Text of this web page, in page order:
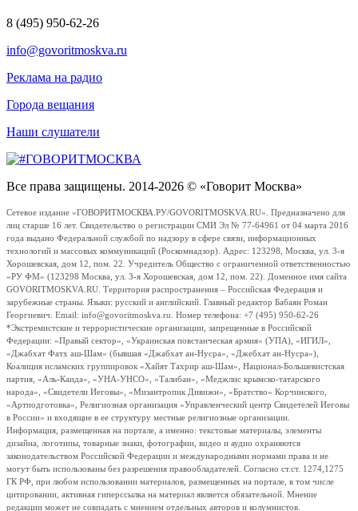
8 (495) 950-62-26
info@govoritmoskva.ru
Реклама на радио
Города вещания
Наши слушатели
Все права защищены. 2014-2026 © «Говорит Москва»
Сетевое издание «ГОВОРИТМОСКВА.РУ/GOVORITMOSKVA.RU». Предназначено для
лиц старше 16 лет. Свидетельство о регистрации СМИ Эл № 77-64961 от 04 марта 2016
года выдано Федеральной службой по надзору в сфере связи, информационных
технологий и массовых коммуникаций (Роскомнадзор). Адрес: 123298, Москва, ул. 3-я
Хорошевская, дом 12, пом. 22. Учредитель Общество с ограниченной ответственностью
«РУ ФМ» (123298 Москва, ул. 3-я Хорошевская, дом 12, пом. 22). Доменное имя сайта
GOVORITMOSKVA.RU. Территория распространения – Российская Федерация и
зарубежные страны. Языки: русский и английский. Главный редактор Бабаян Роман
Георгиевич. Email: info@govoritmoskva.ru. Номер телефона: +7 (495) 950-62-26
*Экстремистские и террористические организации, запрещенные в Российской
Федерации: «Правый сектор», «Украинская повстанческая армия» (УПА), «ИГИЛ»,
«Джабхат Фатх аш-Шам» (бывшая «Джабхат ан-Нусра», «Джебхат ан-Нусра»),
Коалиция исламских группировок «Хайят Тахрир аш-Шам», Национал-Большевистская
партия, «Аль-Каида», «УНА-УНСО», «Талибан», «Меджлис крымско-татарского
народа», «Свидетели Иеговы», «Мизантропик Дивижн», «Братство» Корчинского,
«Артподготовка», Религиозная организация «Управленческий центр Свидетелей Иеговы
в России» и входящие в ее структуру местные религиозные организации.
Информация, размещенная на портале, а именно: текстовые материалы, элементы
дизайна, логотипы, товарные знаки, фотографии, видео и аудио охраняются
законодательством Российской Федерации и международными нормами права и не
могут быть использованы без разрешения правообладателей. Согласно ст.ст. 1274,1275
ГК РФ, при любом использовании материалов, размещенных на портале, в том числе
цитировании, активная гиперссылка на материал является обязательной. Мнение
редакции может не совпадать с мнением отдельных авторов и колумнистов.